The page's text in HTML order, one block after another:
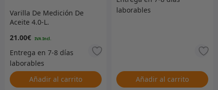
Varilla De Medición De
Aceite 4.0-L.
21.00€
Añadir al carrito Añadir al carrito